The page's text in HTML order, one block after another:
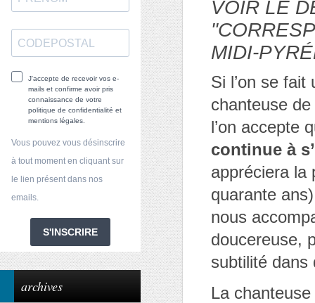
J'accepte de recevoir vos e-
mails et confirme avoir pris
connaissance de votre
politique de confidentialité et
mentions légales.
Vous pouvez vous désinscrire
à tout moment en cliquant sur
le lien présent dans nos
emails.
S'INSCRIRE
archives
VOIR LE
MIDI-
Si l’on se fait
chanteuse
l’on accepte
continue à
appréciera la
quarante
nous
doucereuse,
subtilité dans
La